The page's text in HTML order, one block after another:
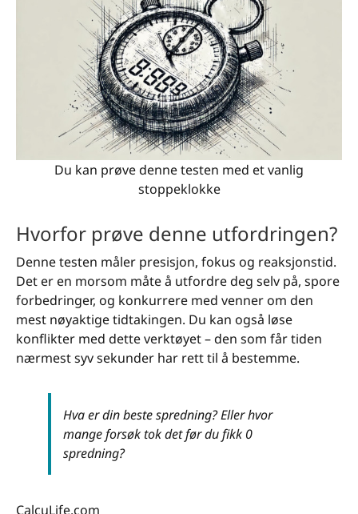
Du kan prøve denne testen med et vanlig
stoppeklokke
Hvorfor prøve denne utfordringen?
Denne testen måler presisjon, fokus og reaksjonstid.
Det er en morsom måte å utfordre deg selv på, spore
forbedringer, og konkurrere med venner om den
mest nøyaktige tidtakingen. Du kan også løse
konflikter med dette verktøyet – den som får tiden
nærmest syv sekunder har rett til å bestemme.
Hva er din beste spredning? Eller hvor
mange forsøk tok det før du fikk 0
spredning?
CalcuLife.com